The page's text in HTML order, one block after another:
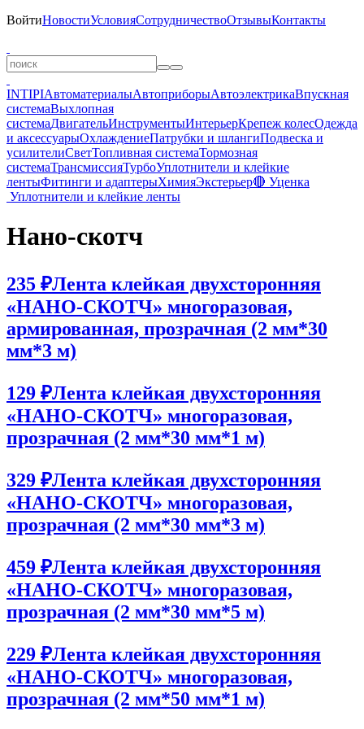
ВойтиНовостиУсловияСотрудничествоОтзывыКонтакты
INTIPIАвтоматериалыАвтоприборыАвтоэлектрикаВпускная
системаВыхлопная
системаДвигательИнструментыИнтерьерКрепеж колесОдежда
и аксессуарыОхлаждениеПатрубки и шлангиПодвеска и
усилителиСветТопливная системаТормозная
системаТрансмиссияТурбоУплотнители и клейкие
лентыФитинги и адаптерыХимияЭкстерьер🔴 Уценка
Уплотнители и клейкие ленты
Нано-скотч
235 ₽Лента клейкая двухсторонняя
«НАНО-СКОТЧ» многоразовая,
армированная, прозрачная (2 мм*30
мм*3 м)
129 ₽Лента клейкая двухсторонняя
«НАНО-СКОТЧ» многоразовая,
прозрачная (2 мм*30 мм*1 м)
329 ₽Лента клейкая двухсторонняя
«НАНО-СКОТЧ» многоразовая,
прозрачная (2 мм*30 мм*3 м)
459 ₽Лента клейкая двухсторонняя
«НАНО-СКОТЧ» многоразовая,
прозрачная (2 мм*30 мм*5 м)
229 ₽Лента клейкая двухсторонняя
«НАНО-СКОТЧ» многоразовая,
прозрачная (2 мм*50 мм*1 м)